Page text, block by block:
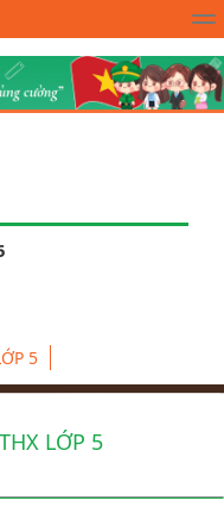
Học toán - Lớp 1
5
LỚP 5